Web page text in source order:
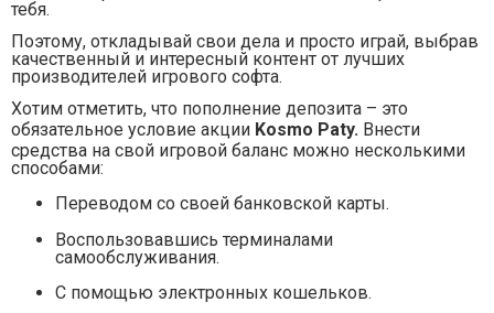
тебя.
Поэтому, откладывай свои дела и просто играй, выбрав
качественный и интересный контент от лучших
производителей игрового софта.
Хотим отметить, что пополнение депозита – это
обязательное условие акции Kosmo Paty. Внести
средства на свой игровой баланс можно несколькими
способами:
Переводом со своей банковской карты.
Воспользовавшись терминалами
самообслуживания.
С помощью электронных кошельков.